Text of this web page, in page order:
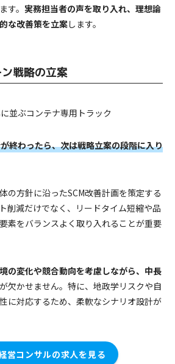
す。 実務担当者の声を取り入れ、理想論
な改善策を立案します。
戦略の立案
終わったら、次は戦略立案の段階に入り
の方針に沿ったSCM改善計画を策定する
削減だけでなく、リードタイム短縮や品
素をバランスよく取り入れることが重要
の変化や競合動向を考慮しながら、中長
が欠かせません。特に、地政学リスクや自
に対応するため、柔軟なシナリオ設計が
営コンサルの求人を見る